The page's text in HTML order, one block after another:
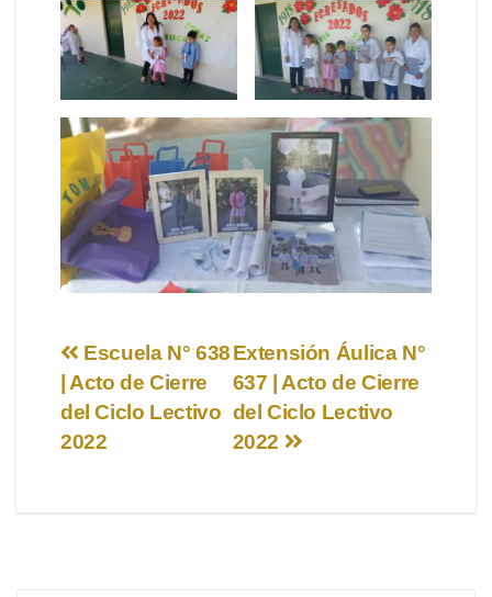
Navegación
de
entradas
Extensión Áulica N°
637 | Acto de Cierre
del Ciclo Lectivo
2022
Escuela N° 638
| Acto de Cierre
del Ciclo Lectivo
2022